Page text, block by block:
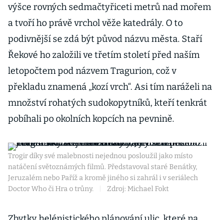
výšce rovných sedmačtyřiceti metrů nad mořem
a tvoří ho právě vrchol věže katedrály. O to
podivnější se zdá být původ názvu města. Staří
Řekové ho založili ve třetím století před naším
letopočtem pod názvem Tragurion, což v
překladu znamená „kozí vrch“. Asi tím naráželi na
množství rohatých sudokopytníků, kteří tenkrát
pobíhali po okolních kopcích na pevnině.
Trogir díky své malebnosti nejednou posloužil jako místo
natáčení světoznámých filmů. Představoval staré Benátky,
Jeruzalém nebo Paříž a kromě jiného si zahrál i v seriálech
Doctor Who či Hra o trůny.
Zdroj: Michael Fokt